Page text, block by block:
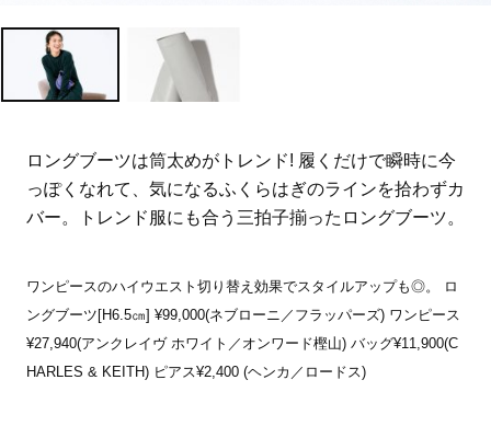
ロングブーツは筒太めがトレンド! 履くだけで瞬時に今
っぽくなれて、気になるふくらはぎのラインを拾わずカ
バー。トレンド服にも合う三拍子揃ったロングブーツ。
ワンピースのハイウエスト切り替え効果でスタイルアップも◎。 ロ
ングブーツ[H6.5㎝] ¥99,000(ネブローニ／フラッパーズ) ワンピース
¥27,940(アンクレイヴ ホワイト／オンワード樫山) バッグ¥11,900(C
HARLES & KEITH) ピアス¥2,400 (ヘンカ／ロードス)